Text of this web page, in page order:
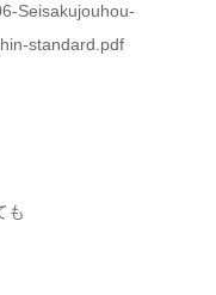
Seisakujouhou-
standard.pdf
も